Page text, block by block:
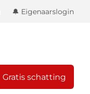
🔔 Eigenaarslogin
Gratis schatting